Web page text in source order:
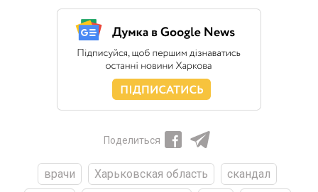
Поделиться
врачи Харьковская область
скандал